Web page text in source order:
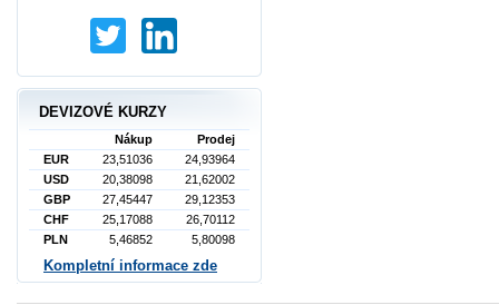
DEVIZOVÉ KURZY
Nákup
Prodej
EUR
23,51036
24,93964
USD
20,38098
21,62002
GBP
27,45447
29,12353
CHF
25,17088
26,70112
PLN
5,46852 5,80098
Kompletní informace zde